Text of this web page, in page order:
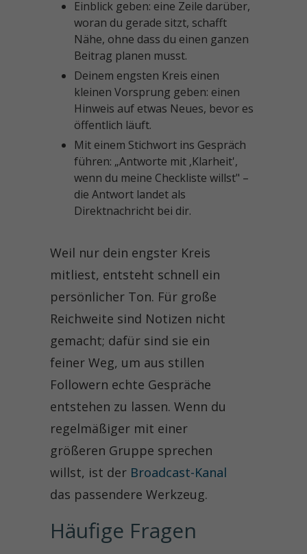
Einblick geben: eine Zeile darüber,
woran du gerade sitzt, schafft
Nähe, ohne dass du einen ganzen
Beitrag planen musst.
Deinem engsten Kreis einen
kleinen Vorsprung geben: einen
Hinweis auf etwas Neues, bevor es
öffentlich läuft.
Mit einem Stichwort ins Gespräch
führen: „Antworte mit ‚Klarheit',
wenn du meine Checkliste willst" –
die Antwort landet als
Direktnachricht bei dir.
Weil nur dein engster Kreis
mitliest, entsteht schnell ein
persönlicher Ton. Für große
Reichweite sind Notizen nicht
gemacht; dafür sind sie ein
feiner Weg, um aus stillen
Followern echte Gespräche
entstehen zu lassen. Wenn du
regelmäßiger mit einer
größeren Gruppe sprechen
willst, ist der Broadcast-Kanal
das passendere Werkzeug.
Häufige Fragen